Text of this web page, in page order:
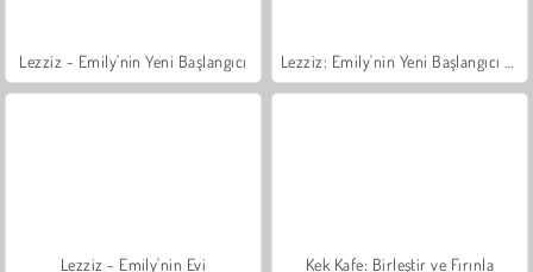
Lezziz - Emily'nin Yeni Başlangıcı
Lezziz - Emily'nin Evi Kek Kafe: Birleştir ve Fırınla